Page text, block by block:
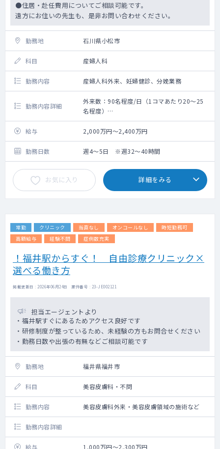
●住居・赴任費用についてご相談可能です。
遠方にお住いの先生も、是非お問い合わせください。
勤務地 石川県小松市
科目 産婦人科
勤務内容 産婦人科外来、妊婦健診、分娩業務
勤務内容詳細
外来数：90名程度/日（1コマあたり20～25
名程度）
分娩数：年間750件（月平均60件程度）
給与
2,000万円～2,400万円
勤務日数 週4～5日 ※週32～40時間
お気に入り 詳細をみる
常勤 クリニック 当直なし オンコールなし
時短勤務可
高額給与
経験不問 症例数充実
！福井駅からすぐ！ 自由診療クリニック×
選べる働き方
掲載更新日 : 2026年06月24日 案件番号 : 23-JE002121
担当エージェントより
・福井駅すぐにあるためアクセス良好です
・研修制度が整っているため、未経験の方もお問合せください
・勤務日数や出張の有無などご相談可能です
勤務地 福井県福井市
科目 美容皮膚科・不問
勤務内容 美容皮膚科外来・美容皮膚領域の施術など
勤務内容詳細
給与 1,000万円～2,300万円